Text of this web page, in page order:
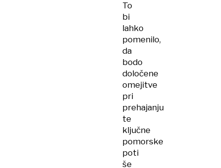
To
bi
lahko
pomenilo,
da
bodo
določene
omejitve
pri
prehajanju
te
ključne
pomorske
poti
še